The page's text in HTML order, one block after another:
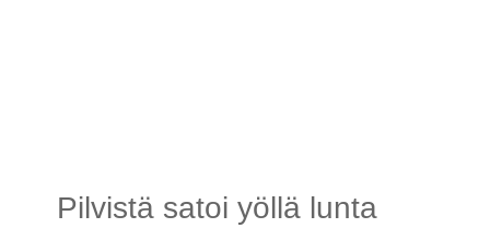
Pilvistä satoi yöllä lunta